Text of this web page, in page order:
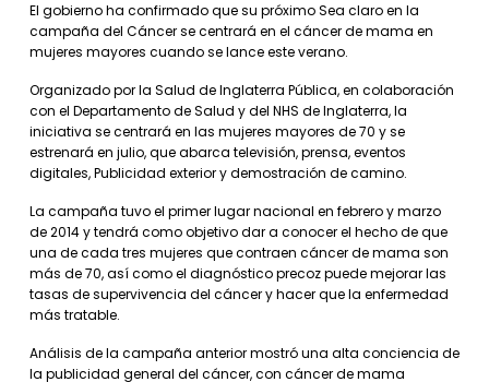
El gobierno ha confirmado que su próximo Sea claro en la
campaña del Cáncer se centrará en el cáncer de mama en
mujeres mayores cuando se lance este verano.
Organizado por la Salud de Inglaterra Pública, en colaboración
con el Departamento de Salud y del NHS de Inglaterra, la
iniciativa se centrará en las mujeres mayores de 70 y se
estrenará en julio, que abarca televisión, prensa, eventos
digitales, Publicidad exterior y demostración de camino.
La campaña tuvo el primer lugar nacional en febrero y marzo
de 2014 y tendrá como objetivo dar a conocer el hecho de que
una de cada tres mujeres que contraen cáncer de mama son
más de 70, así como el diagnóstico precoz puede mejorar las
tasas de supervivencia del cáncer y hacer que la enfermedad
más tratable.
Análisis de la campaña anterior mostró una alta conciencia de
la publicidad general del cáncer, con cáncer de mama